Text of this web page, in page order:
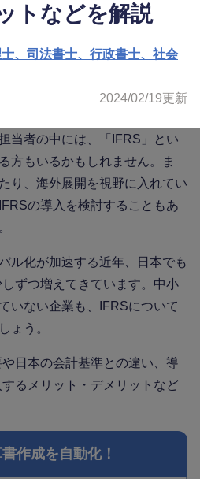
トなどを解説
、司法書士、行政書士、社会
2024/02/19更新
当者の中には、「IFRS」とい
方もいるかもしれません。ま
り、海外展開を視野に入れてい
の導入を検討することもあ
ル化が加速する近年、日本でも
ずつ増えてきています。中小
いない企業も、IFRSについて
ょう。
日本の会計基準との違い、導
るメリット・デメリットなど
作成を自動化！